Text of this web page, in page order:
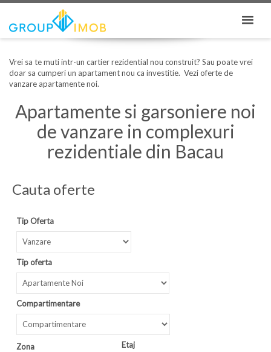
Vrei sa te muti intr-un cartier rezidential nou construit? Sau poate vrei
doar sa cumperi un apartament nou ca investitie. Vezi oferte de
vanzare apartamente noi.
Apartamente si garsoniere noi
de vanzare in complexuri
rezidentiale din Bacau
Cauta oferte
Tip Oferta
Tip oferta
Compartimentare
Zona Etaj